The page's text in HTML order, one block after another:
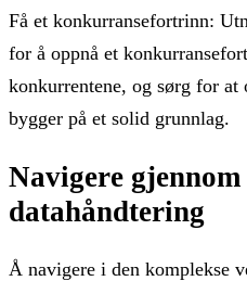
Få et konkurransefortrinn:
for å oppnå et
konkurrentene, og sørg for at
bygger på et solid grunnlag.
Navigere
datahåndtering
Å navigere i den komplekse